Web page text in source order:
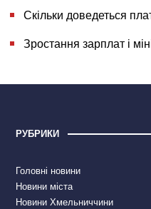
Скільки доведеться
Зростання зарплат і
РУБРИКИ
Головні новини
Новини міста
Новини Хмельниччини